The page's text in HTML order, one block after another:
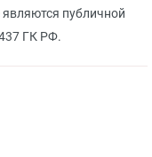
являются публичной
ГК РФ.